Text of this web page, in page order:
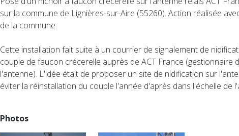
sur la commune de Lignières-sur-Aire (55260). Action réalisée
de la commune.
Cette installation fait suite à un courrier de signalement de
couple de faucon crécerelle auprès de ACT France (gestionnaire
l'antenne). L'idée était de proposer un site de nidification sur
éviter la réinstallation du couple l'année d'après dans l'échelle de
Photos